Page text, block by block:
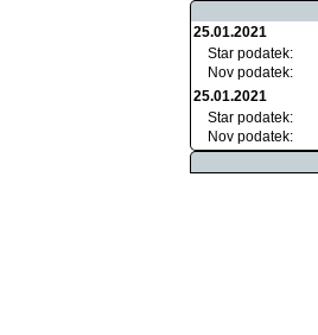
25.01.2021
Star podatek:
Nov podatek:
25.01.2021
Star podatek:
Nov podatek: